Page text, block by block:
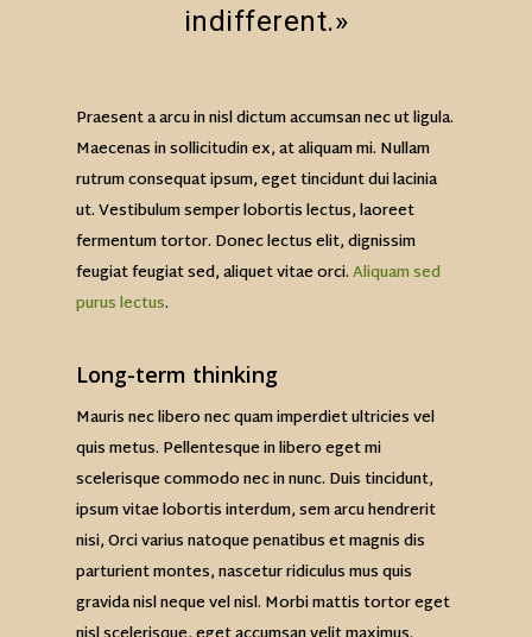
indifferent.»
Praesent a arcu in nisl dictum accumsan nec ut ligula.
Maecenas in sollicitudin ex, at aliquam mi. Nullam
rutrum consequat ipsum, eget tincidunt dui lacinia
ut. Vestibulum semper lobortis lectus, laoreet
fermentum tortor. Donec lectus elit, dignissim
feugiat feugiat sed, aliquet vitae orci.Aliquam sed
purus lectus.
Long-term thinking
Mauris nec libero nec quam imperdiet ultricies vel
quis metus. Pellentesque in libero eget mi
scelerisque commodo nec in nunc. Duis tincidunt,
ipsum vitae lobortis interdum, sem arcu hendrerit
nisi, Orci varius natoque penatibus et magnis dis
parturient montes, nascetur ridiculus mus quis
gravida nisl neque vel nisl. Morbi mattis tortor eget